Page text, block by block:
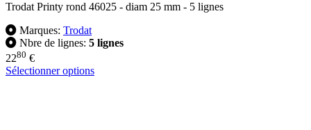
Trodat Printy rond 46025 - diam 25 mm - 5 lignes
Marques: Trodat
Nbre de lignes: 5 lignes
2280 €
Sélectionner options